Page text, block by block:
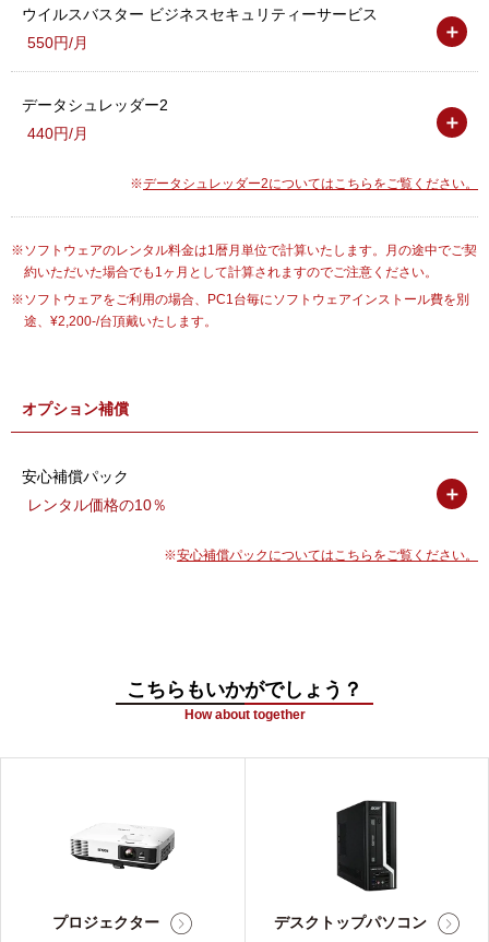
ウイルスバスター ビジネスセキュリティーサービス
550円/月
＋
データシュレッダー2
440円/月
＋
データシュレッダー2についてはこちらをご覧ください。
ソフトウェアのレンタル料金は1暦月単位で計算いたします。月の途中でご契
約いただいた場合でも1ヶ月として計算されますのでご注意ください。
ソフトウェアをご利用の場合、PC1台毎にソフトウェアインストール費を別
途、¥2,200-/台頂戴いたします。
オプション補償
安心補償パック
レンタル価格の10％
＋
安心補償パックについてはこちらをご覧ください。
こちらもいかがでしょう？
How about together
プロジェクター デスクトップパソコン